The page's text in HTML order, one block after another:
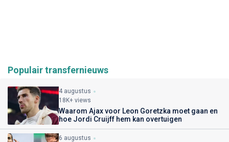
Populair transfernieuws
4 augustus
18K+ views
Waarom Ajax voor Leon Goretzka moet gaan en
hoe Jordi Cruijff hem kan overtuigen
6 augustus